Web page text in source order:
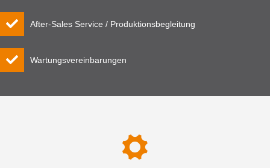
After-Sales Service / Produktionsbegleitung
Wartungsvereinbarungen